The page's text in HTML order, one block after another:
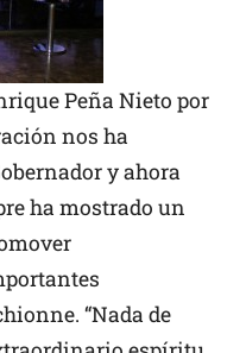
Peña Nieto por
nos ha
y ahora
ha mostrado un
“Nada de